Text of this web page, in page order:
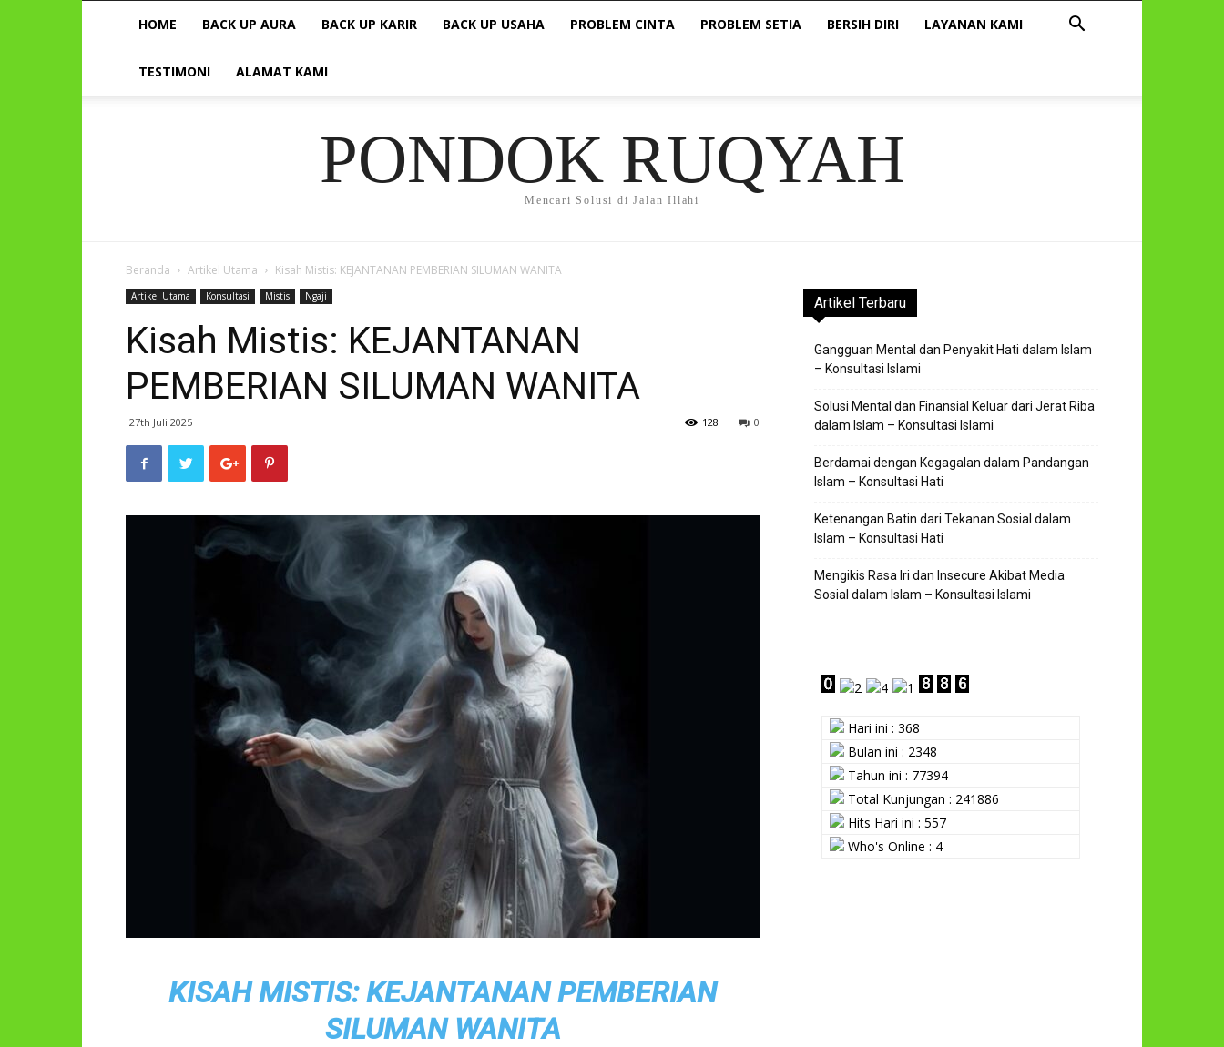
HOME BACK UP AURA BACK UP KARIR BACK UP USAHA PROBLEM CINTA PROBLEM SETIA BERSIH DIRI LAYANAN KAMI
TESTIMONI ALAMAT KAMI
PONDOK RUQYAH
Mencari Solusi di Jalan Illahi
Beranda Artikel Utama Kisah Mistis: KEJANTANAN PEMBERIAN SILUMAN WANITA
Artikel Utama Konsultasi Mistis Ngaji
Kisah Mistis: KEJANTANAN
PEMBERIAN SILUMAN WANITA
27th Juli 2025 0
128
KISAH MISTIS: KEJANTANAN PEMBERIAN
SILUMAN WANITA
Artikel Terbaru
Gangguan Mental dan Penyakit Hati dalam Islam
– Konsultasi Islami
Solusi Mental dan Finansial Keluar dari Jerat Riba
dalam Islam – Konsultasi Islami
Berdamai dengan Kegagalan dalam Pandangan
Islam – Konsultasi Hati
Ketenangan Batin dari Tekanan Sosial dalam
Islam – Konsultasi Hati
Mengikis Rasa Iri dan Insecure Akibat Media
Sosial dalam Islam – Konsultasi Islami
Hari ini : 368
Bulan ini : 2348
Tahun ini : 77394
Total Kunjungan : 241886
Hits Hari ini : 557
Who's Online : 4